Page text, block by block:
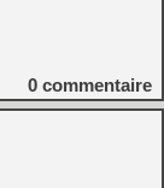
0 commentaire